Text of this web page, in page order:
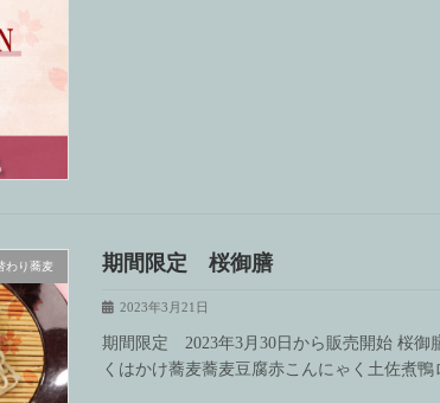
わり蕎麦 期間限定 桜御膳
2023年3月21日
期間限定 2023年3月30日から販売開始 桜御
くはかけ蕎麦蕎麦豆腐赤こんにゃく土佐煮